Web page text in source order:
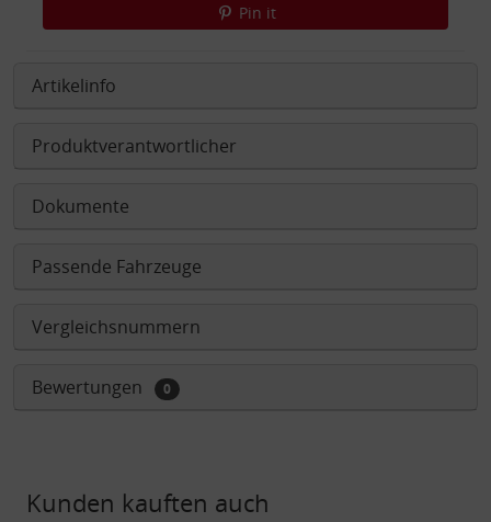
Pin it
Artikelinfo
Produktverantwortlicher
Dokumente
Passende Fahrzeuge
Vergleichsnummern
Bewertungen 0
Kunden kauften auch